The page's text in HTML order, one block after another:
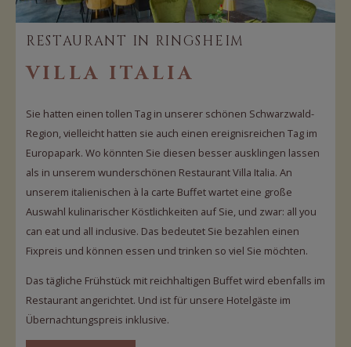
RESTAURANT IN RINGSHEIM
VILLA ITALIA
Sie hatten einen tollen Tag in unserer schönen Schwarzwald-
Region, vielleicht hatten sie auch einen ereignisreichen Tag im
Europapark. Wo könnten Sie diesen besser ausklingen lassen
als in unserem wunderschönen Restaurant Villa Italia. An
unserem italienischen à la carte Buffet wartet eine große
Auswahl kulinarischer Köstlichkeiten auf Sie, und zwar: all you
can eat und all inclusive. Das bedeutet Sie bezahlen einen
Fixpreis und können essen und trinken so viel Sie möchten.
Das tägliche Frühstück mit reichhaltigen Buffet wird ebenfalls im
Restaurant angerichtet. Und ist für unsere Hotelgäste im
Übernachtungspreis inklusive.